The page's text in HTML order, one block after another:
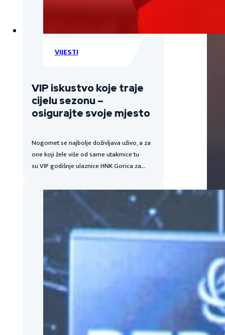
VIJESTI
VIP iskustvo koje traje
cijelu sezonu –
osigurajte svoje mjesto
Nogomet se najbolje doživljava uživo, a za
one koji žele više od same utakmice tu
su VIP godišnje ulaznice HNK Gorica za…